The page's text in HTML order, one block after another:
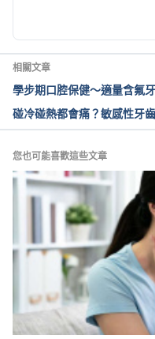
canals#1. Accessed
https://www.aae.org/
treatment/. Accessed
What to expect from
https://
22, 2019.
相關文章
學步期口腔保健～適量含氟
碰冷碰熱都會痛？敏感性牙
您也可能喜歡這些文章